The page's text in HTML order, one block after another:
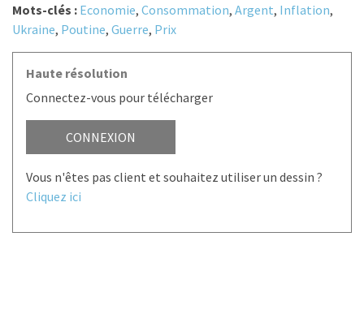
Mots-clés : Economie, Consommation, Argent, Inflation,
Ukraine, Poutine, Guerre, Prix
Haute résolution
Connectez-vous pour télécharger
CONNEXION
Vous n'êtes pas client et souhaitez utiliser un dessin ?
Cliquez ici